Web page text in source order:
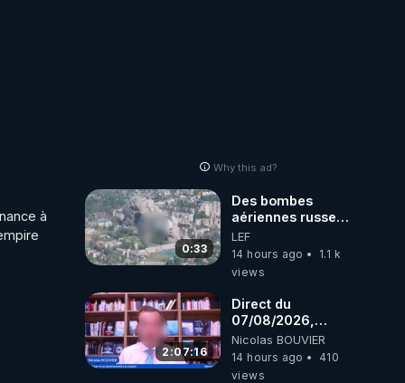
et à
Why this ad?
0:33
Des bombes
aériennes russes
anéantissent les
centres de
contrôle de
brigades
ukrainienne
LEF
14 hours ago
1.1 k
views
2:07:16
Direct du
07/08/2026,
présenté par
Nicolas BOUVIER
Nicolas BOUVIER
14 hours ago
410
views